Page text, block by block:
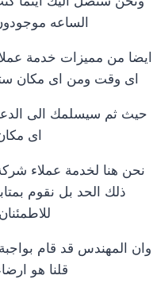
الساعه
ايضا من مميزات خدمة
اى وقت ومن اى مكان
حيث ثم سيسلمك الى
اى
نحن هنا لخدمة عملاء
ذلك الحد بل نقوم
وان المهندس قد قام
قلنا هو